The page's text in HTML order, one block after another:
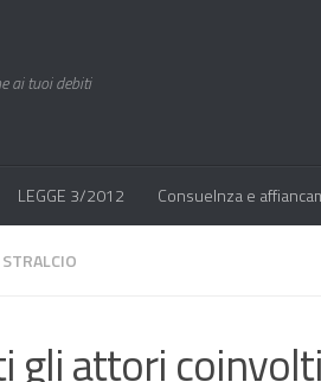
ai tuoi debiti
LEGGE 3/2012 Consuelnza e
gli attori